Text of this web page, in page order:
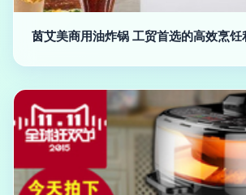
茵艾美商用油炸锅 工贸首选的高效烹饪